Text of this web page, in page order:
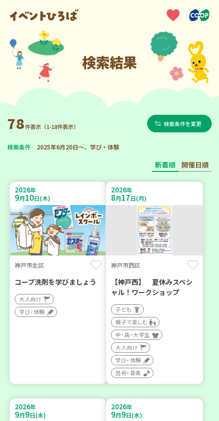
検索結果
78件表示（1-18件表示） 検索条件を変更
検索条件 2025年6月20日～、学び・体験
新着順 開催日順
2026年
9月10日(木)
神戸市北区
コープ洗剤を学びましょう
大人向け
学び・体験
2026年
8月17日(月)
神戸市西区
【神戸西】 夏休みスペシ
ャル！ワークショップ
子ども
親子で楽しむ
中・高・大学生
大人向け
学び・体験
芸術・音楽
2026年
9月9日(水)
2026年
9月9日(水)